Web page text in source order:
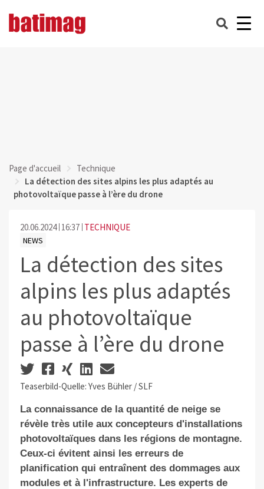
Page d'accueil
Technique
La détection des sites alpins les plus adaptés au
photovoltaïque passe à l’ère du drone
20.06.2024 16:37 TECHNIQUE
NEWS
La détection des sites
alpins les plus adaptés
au photovoltaïque
passe à l’ère du drone
Teaserbild-Quelle: Yves Bühler / SLF
La connaissance de la quantité de neige se
révèle très utile aux concepteurs d'installations
photovoltaïques dans les régions de montagne.
Ceux-ci évitent ainsi les erreurs de
planification qui entraînent des dommages aux
modules et à l'infrastructure. Les experts de